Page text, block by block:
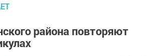
района повторяют